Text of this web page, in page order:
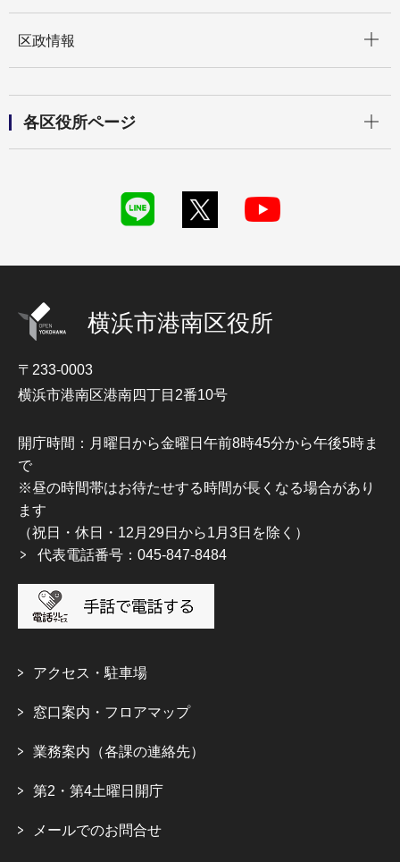
区政情報
各区役所ページ
横浜市港南区役所
〒233-0003
横浜市港南区港南四丁目2番10号
開庁時間：月曜日から金曜日午前8時45分から午後5時ま
で
※昼の時間帯はお待たせする時間が長くなる場合があり
ます
（祝日・休日・12月29日から1月3日を除く）
代表電話番号：045-847-8484
アクセス・駐車場
窓口案内・フロアマップ
業務案内（各課の連絡先）
第2・第4土曜日開庁
メールでのお問合せ